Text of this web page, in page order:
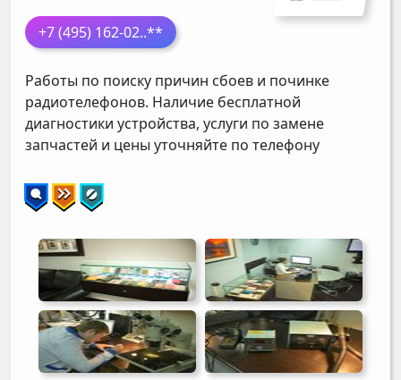
+7 (495) 162-02..**
Работы по поиску причин сбоев и починке
радиотелефонов. Наличие бесплатной
диагностики устройства, услуги по замене
запчастей и цены уточняйте по телефону